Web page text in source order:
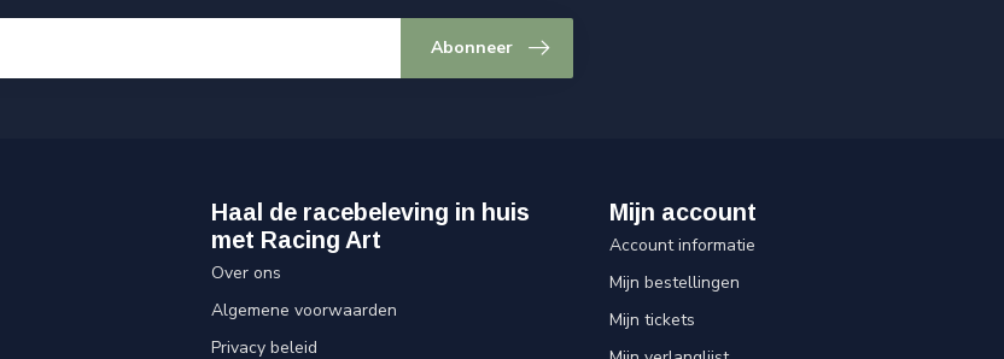
Abonneer
Haal de racebeleving in huis
met Racing Art
Over ons
Algemene voorwaarden
Privacy beleid
Mijn account
Account informatie
Mijn bestellingen
Mijn tickets